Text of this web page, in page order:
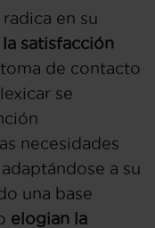
radica en su
satisfacción
toma de contacto
se
necesidades
a su
una base
elogian la